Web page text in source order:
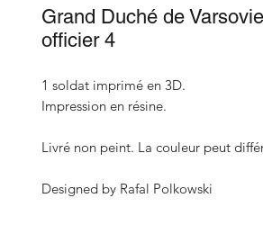
Grand Duché de
officier 4
1 soldat imprimé en 3D.
Impression en résine.
Livré non peint. La couleur peut
Designed by Rafal Polkowski